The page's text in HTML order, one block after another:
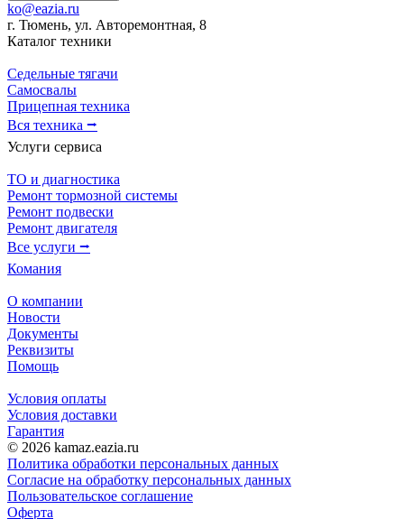
ko@eazia.ru
г. Тюмень, ул. Авторемонтная, 8
Каталог техники
Седельные тягачи
Самосвалы
Прицепная техника
Вся техника ⭢
Услуги сервиса
ТО и диагностика
Ремонт тормозной системы
Ремонт подвески
Ремонт двигателя
Все услуги ⭢
Комания
О компании
Новости
Документы
Реквизиты
Помощь
Условия оплаты
Условия доставки
Гарантия
© 2026 kamaz.eazia.ru
Политика обработки персональных данных
Согласие на обработку персональных данных
Пользовательское соглашение
Оферта